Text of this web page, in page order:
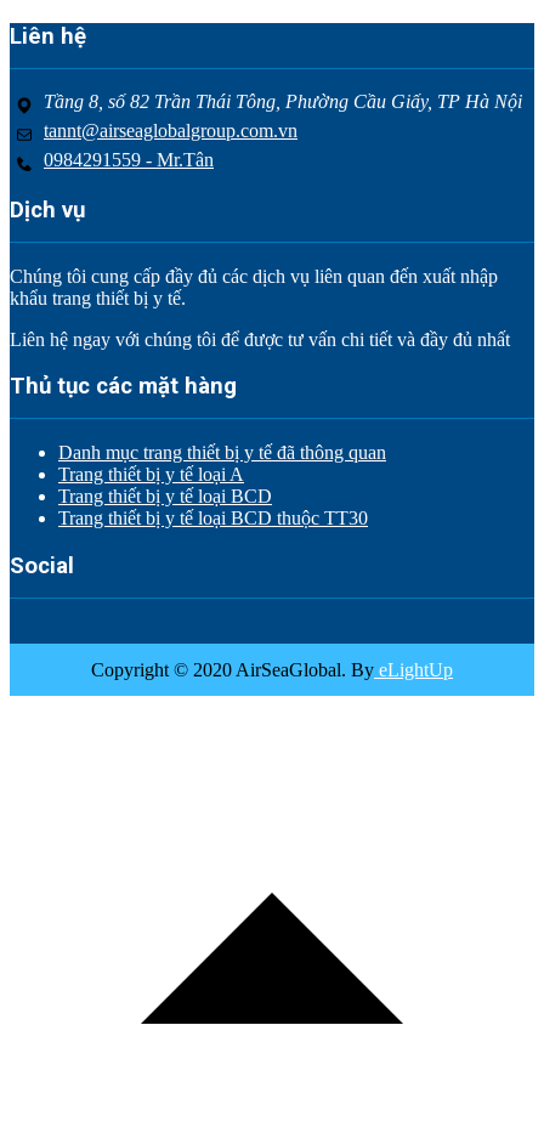
Liên hệ
Tầng 8, số 82 Trần Thái Tông, Phường Cầu Giấy, TP Hà Nội
tannt@airseaglobalgroup.com.vn
0984291559 - Mr.Tân
Dịch vụ
Chúng tôi cung cấp đầy đủ các dịch vụ liên quan đến xuất nhập
khẩu trang thiết bị y tế.
Liên hệ ngay với chúng tôi để được tư vấn chi tiết và đầy đủ nhất
Thủ tục các mặt hàng
Danh mục trang thiết bị y tế đã thông quan
Trang thiết bị y tế loại A
Trang thiết bị y tế loại BCD
Trang thiết bị y tế loại BCD thuộc TT30
Social
Copyright © 2020 AirSeaGlobal. By eLightUp